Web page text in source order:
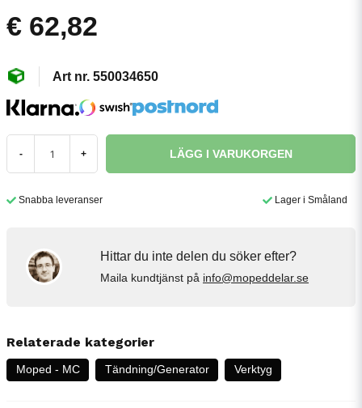
€ 62,82
550034650
- + LÄGG I VARUKORGEN
Snabba leveranser Lager i Småland
Hittar du inte delen du söker efter?
Maila kundtjänst på info@mopeddelar.se
Relaterade kategorier
Moped - MC Tändning/Generator Verktyg